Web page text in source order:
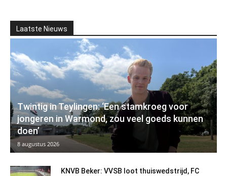
Laatste Nieuws
Twintig in Teylingen: ‘Een stamkroeg voor
jongeren in Warmond, zou veel goeds kunnen
doen’
8 augustus 2026
KNVB Beker: VVSB loot thuiswedstrijd, FC